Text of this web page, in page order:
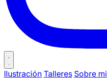
Ilustración Talleres Sobre mi